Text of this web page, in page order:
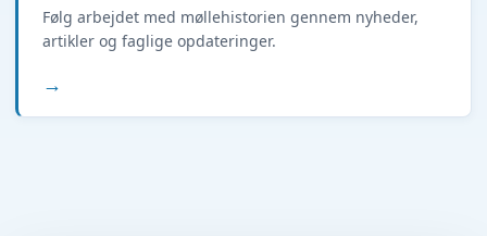
Følg arbejdet med møllehistorien gennem nyheder,
artikler og faglige opdateringer.
→